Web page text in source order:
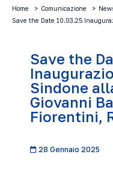
Home Comunicazione
Save the Date 10.03.25
Save the
Sindone
Giovanni
Fiorentini,
28 Gennaio 2025